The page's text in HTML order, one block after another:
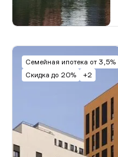
Семейная ипотека от 3,5%
Скидка до 20%
+2